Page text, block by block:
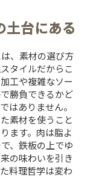
土台にある
、素材の選び方
タイルだからこ
工や複雑なソー
勝負できるかど
はありません。
素材を使うこと
ます。肉は脂よ
、鉄板の上でゆ
の味わいを引き
料理哲学は変わ